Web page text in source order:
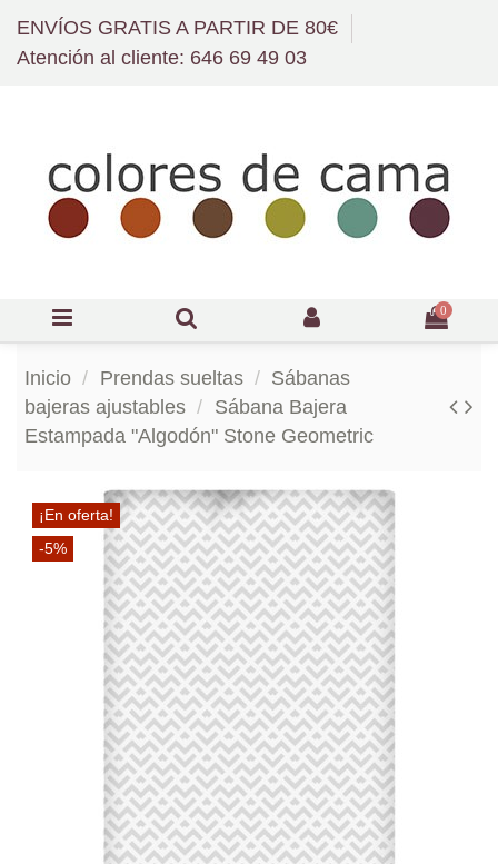
ENVÍOS GRATIS A PARTIR DE 80€
Atención al cliente: 646 69 49 03
0
Inicio Prendas sueltas
Sábanas
bajeras ajustables
Sábana Bajera
Estampada "Algodón" Stone Geometric
¡En oferta!
-5%